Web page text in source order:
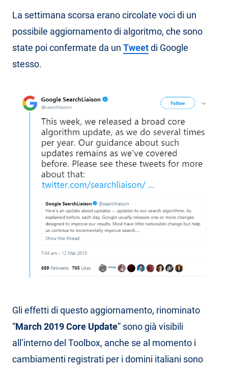
La settimana scorsa erano circolate voci di un
possibile aggiornamento di algoritmo, che sono
state poi confermate da un Tweetdi Google
stesso.
Gli effetti di questo aggiornamento, rinominato
“March 2019 Core Update” sono già visibili
all’interno del Toolbox, anche se al momento i
cambiamenti registrati per i domini italiani sono